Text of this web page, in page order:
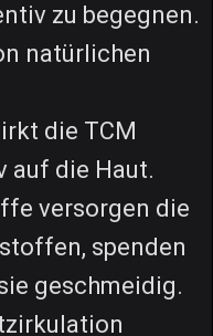
zu begegnen.
natürlichen
die TCM
auf die Haut.
versorgen die
spenden
geschmeidig.